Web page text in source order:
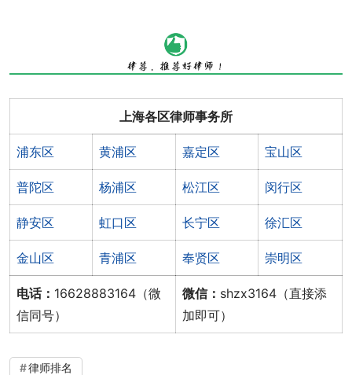
上海各区律师事务所
浦东区 黄浦区 嘉定区 宝山区
普陀区 杨浦区 松江区 闵行区
静安区 虹口区 长宁区 徐汇区
金山区 青浦区 奉贤区 崇明区
电话： 16628883164（微
信同号）
微信： shzx3164（直接添
加即可）
律师排名